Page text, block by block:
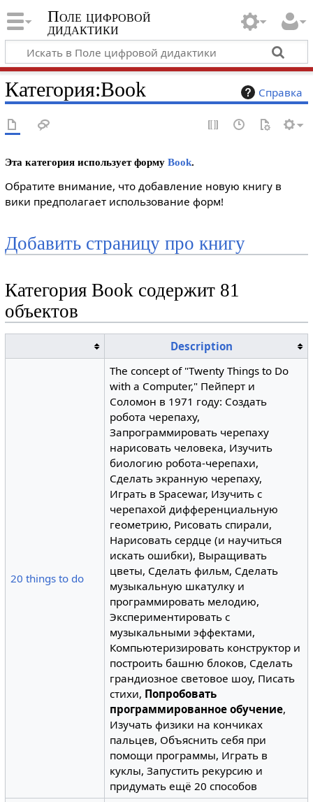
Поле цифровой
дидактики
Справка
Категория:Book
Эта категория использует форму Book.
Обратите внимание, что добавление новую книгу в
вики предполагает использование форм!
Добавить страницу про книгу
Категория Book содержит 81
объектов
Description
20 things to do
The concept of "Twenty Things to Do
with a Computer," Пейперт и
Соломон в 1971 году: Создать
робота черепаху,
Запрограммировать черепаху
нарисовать человека, Изучить
биологию робота-черепахи,
Сделать экранную черепаху,
Играть в Spacewar, Изучить с
черепахой дифференциальную
геометрию, Рисовать спирали,
Нарисовать сердце (и научиться
искать ошибки), Выращивать
цветы, Сделать фильм, Сделать
музыкальную шкатулку и
программировать мелодию,
Экспериментировать с
музыкальными эффектами,
Компьютеризировать конструктор и
построить башню блоков, Сделать
грандиозное световое шоу, Писать
стихи, Попробовать
программированное обучение,
Изучать физики на кончиках
пальцев, Объяснить себя при
помощи программы, Играть в
куклы, Запустить рекурсию и
придумать ещё 20 способов